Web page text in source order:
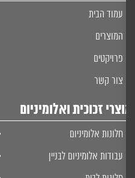
עמוד הבית
המוצרים
פרויקטים
צור קשר
זכוכית ואלומיניום
חלונות אלומיניום
עבודות אלומיניום לבניין